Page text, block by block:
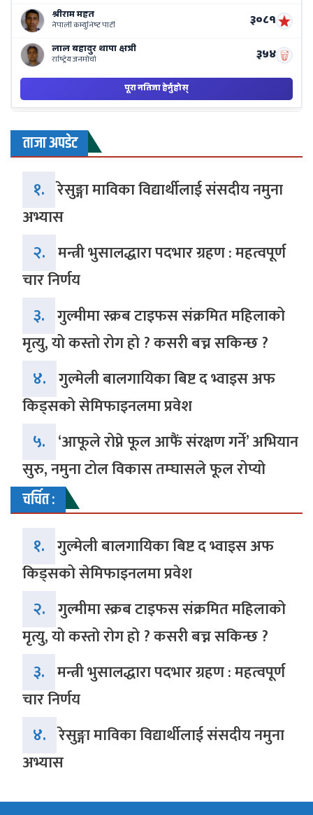
ताजा अपडेट
१. रेसुङ्गा माविका विद्यार्थीलाई संसदीय नमुना
अभ्यास
२. मन्त्री भुसालद्धारा पदभार ग्रहण : महत्वपूर्ण
चार निर्णय
३. गुल्मीमा स्क्रब टाइफस संक्रमित महिलाको
मृत्यु, यो कस्तो रोग हो ? कसरी बच्न सकिन्छ ?
४. गुल्मेली बालगायिका बिष्ट द भ्वाइस अफ
किड्सको सेमिफाइनलमा प्रवेश
५. ‘आफूले रोप्ने फूल आफैं संरक्षण गर्ने’ अभियान
सुरु, नमुना टोल विकास तम्घासले फूल रोप्यो
चर्चित :
१. गुल्मेली बालगायिका बिष्ट द भ्वाइस अफ
किड्सको सेमिफाइनलमा प्रवेश
२. गुल्मीमा स्क्रब टाइफस संक्रमित महिलाको
मृत्यु, यो कस्तो रोग हो ? कसरी बच्न सकिन्छ ?
३. मन्त्री भुसालद्धारा पदभार ग्रहण : महत्वपूर्ण
चार निर्णय
४. रेसुङ्गा माविका विद्यार्थीलाई संसदीय नमुना
अभ्यास